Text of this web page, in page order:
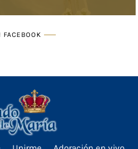
FACEBOOK